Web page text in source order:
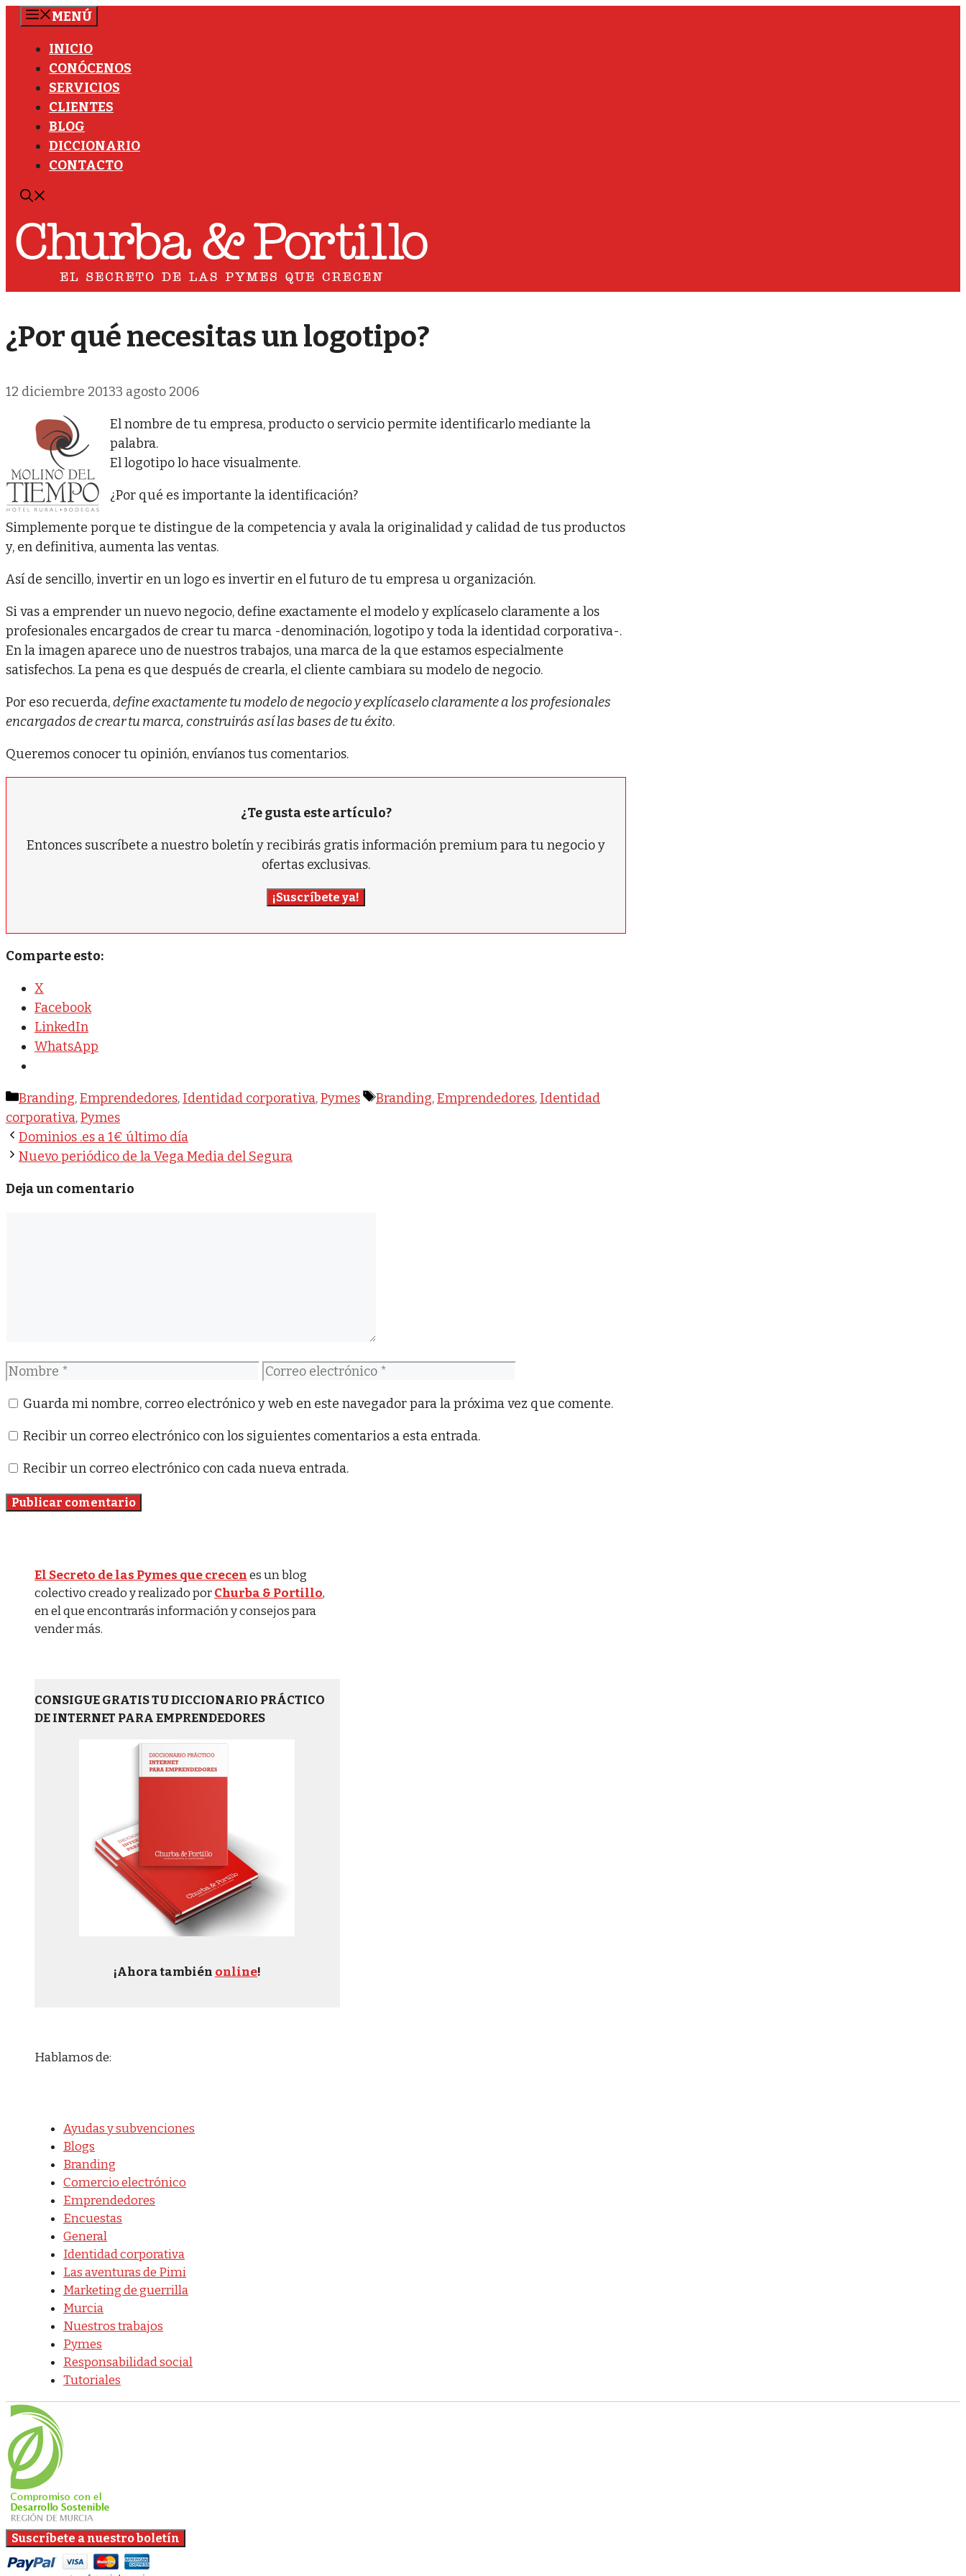
Saltar
contenido
MENÚ
INICIO
CONÓCENOS
SERVICIOS
CLIENTES
BLOG
DICCIONARIO
CONTACTO
¿Por qué necesitas un logotipo?
12 diciembre 20133 agosto 2006
El nombre de tu empresa, producto o servicio permite identificarlo mediante la
palabra.
El logotipo lo hace visualmente.
¿Por qué es importante la identificación?
Simplemente porque te distingue de la competencia y avala la originalidad y calidad de tus productos
y, en definitiva, aumenta las ventas.
Así de sencillo, invertir en un logo es invertir en el futuro de tu empresa u organización.
Si vas a emprender un nuevo negocio, define exactamente el modelo y explícaselo claramente a los
profesionales encargados de crear tu marca -denominación, logotipo y toda la identidad corporativa-.
En la imagen aparece uno de nuestros trabajos, una marca de la que estamos especialmente
satisfechos. La pena es que después de crearla, el cliente cambiara su modelo de negocio.
Por eso recuerda,define exactamente tu modelo de negocio y explícaselo claramente a los profesionales
encargados de crear tu marca, construirás así las bases de tu éxito.
Queremos conocer tu opinión, envíanos tus comentarios.
¿Te gusta este artículo?
Entonces suscríbete a nuestro boletín y recibirás gratis información premium para tu negocio y
ofertas exclusivas.
¡Suscríbete ya!
Comparte esto:
X
Facebook
LinkedIn
WhatsApp
Categorías
Branding,Emprendedores, Identidad corporativa,Pymes Etiquetas
Branding,Emprendedores, Identidad
corporativa,Pymes
Dominios .es a 1€ último día
Nuevo periódico de la Vega Media del Segura
Deja un comentario
Nombre
Correo
Guarda mi nombre, correo electrónico y web en este navegador para la próxima vez que comente.
Recibir un correo electrónico con los siguientes comentarios a esta entrada.
Recibir un correo electrónico con cada nueva entrada.
El Secreto de las Pymes que crecenes un blog
colectivo creado y realizado porChurba & Portillo,
en el que encontrarás información y consejos para
vender más.
CONSIGUE GRATIS TU DICCIONARIO PRÁCTICO
DE INTERNET PARA EMPRENDEDORES
¡Ahora también online!
Hablamos de:
Ayudas y subvenciones
Blogs
Branding
Comercio electrónico
Emprendedores
Encuestas
General
Identidad corporativa
Las aventuras de Pimi
Marketing de guerrilla
Murcia
Nuestros trabajos
Pymes
Responsabilidad social
Tutoriales